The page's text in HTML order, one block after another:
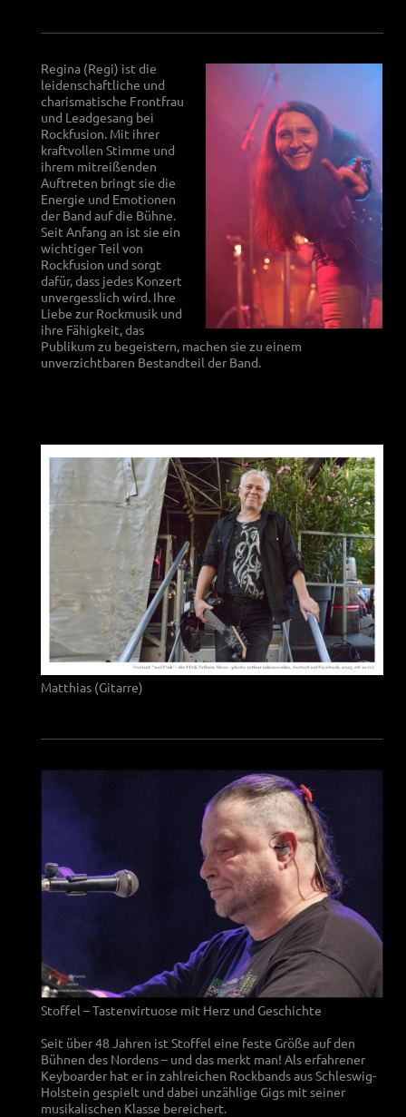
Regina (Regi) ist die
leidenschaftliche und
charismatische Frontfrau
und Leadgesang bei
Rockfusion. Mit ihrer
kraftvollen Stimme und
ihrem mitreißenden
Auftreten bringt sie die
Energie und Emotionen
der Band auf die Bühne.
Seit Anfang an ist sie ein
wichtiger Teil von
Rockfusion und sorgt
dafür, dass jedes Konzert
unvergesslich wird. Ihre
Liebe zur Rockmusik und
ihre Fähigkeit, das
Publikum zu begeistern, machen sie zu einem
unverzichtbaren Bestandteil der Band.
Matthias (Gitarre)
Stoffel – Tastenvirtuose mit Herz und Geschichte
Seit über 48 Jahren ist Stoffel eine feste Größe auf den
Bühnen des Nordens – und das merkt man! Als erfahrener
Keyboarder hat er in zahlreichen Rockbands aus Schleswig-
Holstein gespielt und dabei unzählige Gigs mit seiner
musikalischen Klasse bereichert.